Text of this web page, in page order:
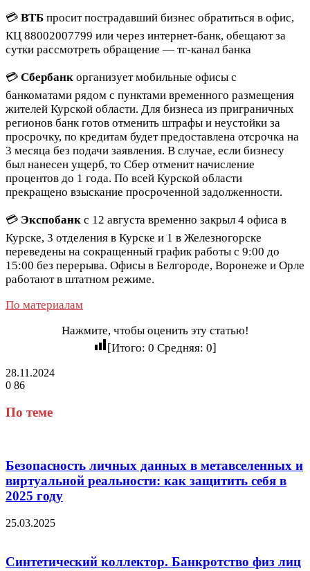
💳 ВТБ просит пострадавший бизнес обратиться в офис,
КЦ 88002007799 или через интернет-банк, обещают за
сутки рассмотреть обращение — тг-канал банка
💳 Сбербанк организует мобильные офисы с
банкоматами рядом с пунктами временного размещения
жителей Курской области. Для бизнеса из приграничных
регионов банк готов отменить штрафы и неустойки за
просрочку, по кредитам будет предоставлена отсрочка на
3 месяца без подачи заявления. В случае, если бизнесу
был нанесен ущерб, то Сбер отменит начисление
процентов до 1 года. По всей Курской области
прекращено взыскание просроченной задолженности.
💳 Экспобанк с 12 августа временно закрыл 4 офиса в
Курске, 3 отделения в Курске и 1 в Железногорске
переведены на сокращенный график работы с 9:00 до
15:00 без перерыва. Офисы в Белгороде, Воронеже и Орле
работают в штатном режиме.
По материалам
Нажмите, чтобы оценить эту статью!
[Итого: 0 Средняя: 0]
28.11.2024
0 86
через
По теме
Безопасность личных данных в метавселенных и
виртуальной реальности: как защитить себя в
2025 году
25.03.2025
Синтетический коллектор. Банкротство физ лиц